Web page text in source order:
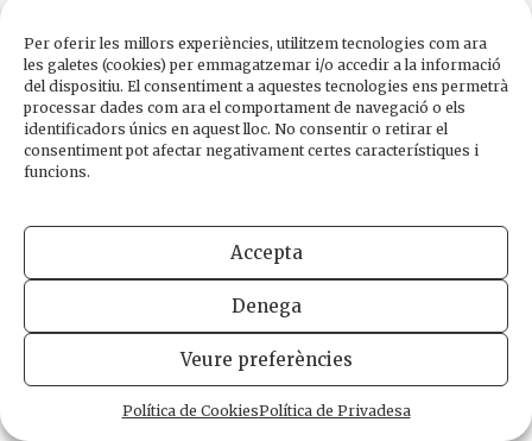
Per oferir les millors experiències, utilitzem tecnologies com ara
les galetes (cookies) per emmagatzemar i/o accedir a la informació
del dispositiu. El consentiment a aquestes tecnologies ens permetrà
processar dades com ara el comportament de navegació o els
identificadors únics en aquest lloc. No consentir o retirar el
consentiment pot afectar negativament certes característiques i
funcions.
Accepta
Denega
Veure preferències
Política de CookiesPolítica de Privadesa
Edicions de 1984
08010 Barcelona
Tel.
933 003 271